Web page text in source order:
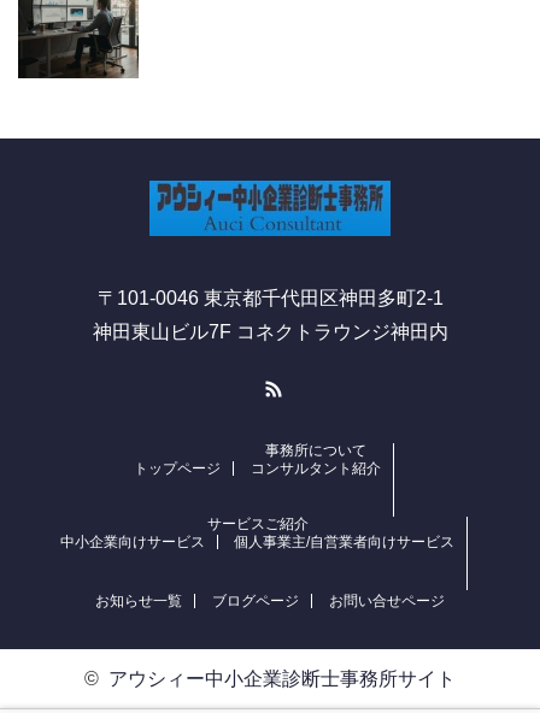
〒101-0046 東京都千代田区神田多町2-1
神田東山ビル7F コネクトラウンジ神田内
トップページ
事務所について
コンサルタント紹介
サービスご紹介
中小企業向けサービス
個人事業主/自営業者向けサービス
お知らせ一覧 ブログページ お問い合せページ
© アウシィー中小企業診断士事務所サイト